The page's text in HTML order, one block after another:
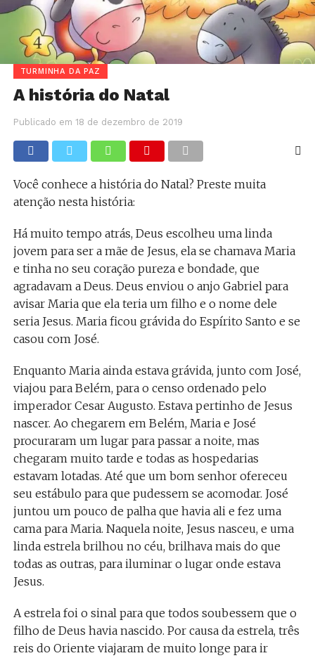
TURMINHA DA PAZ
A história do Natal
Publicado em 18 de dezembro de 2019
Você conhece a história do Natal? Preste muita
atenção nesta história:
Há muito tempo atrás, Deus escolheu uma linda
jovem para ser a mãe de Jesus, ela se chamava Maria
e tinha no seu coração pureza e bondade, que
agradavam a Deus. Deus enviou o anjo Gabriel para
avisar Maria que ela teria um filho e o nome dele
seria Jesus. Maria ficou grávida do Espírito Santo e se
casou com José.
Enquanto Maria ainda estava grávida, junto com José,
viajou para Belém, para o censo ordenado pelo
imperador Cesar Augusto. Estava pertinho de Jesus
nascer. Ao chegarem em Belém, Maria e José
procuraram um lugar para passar a noite, mas
chegaram muito tarde e todas as hospedarias
estavam lotadas. Até que um bom senhor ofereceu
seu estábulo para que pudessem se acomodar. José
juntou um pouco de palha que havia ali e fez uma
cama para Maria. Naquela noite, Jesus nasceu, e uma
linda estrela brilhou no céu, brilhava mais do que
todas as outras, para iluminar o lugar onde estava
Jesus.
A estrela foi o sinal para que todos soubessem que o
filho de Deus havia nascido. Por causa da estrela, três
reis do Oriente viajaram de muito longe para ir